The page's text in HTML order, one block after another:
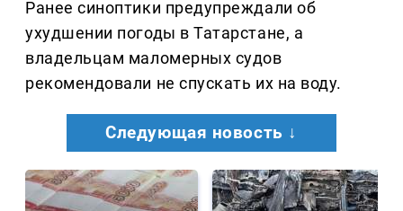
Ранее синоптики предупреждали об
ухудшении погоды в Татарстане, а
владельцам маломерных судов
рекомендовали не спускать их на воду.
Следующая новость ↓